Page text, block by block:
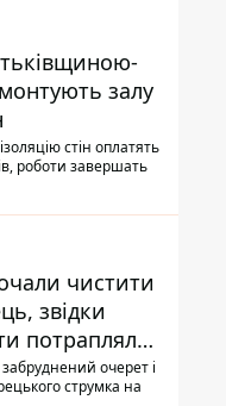
залу
стін оплатять
роботи завершать
чистити
звідки
потрапляли
очерет і
струмка на